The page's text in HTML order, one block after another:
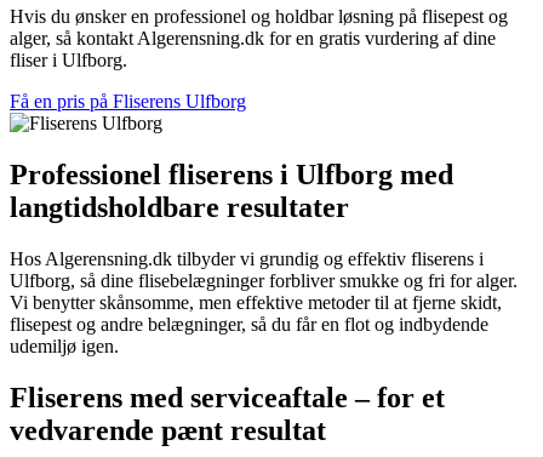
Hvis du ønsker en professionel og holdbar løsning på flisepest og
alger, så kontakt Algerensning.dk for en gratis vurdering af dine
fliser i Ulfborg.
Få en pris på Fliserens Ulfborg
Professionel fliserens i Ulfborg med
langtidsholdbare resultater
Hos Algerensning.dk tilbyder vi grundig og effektiv fliserens i
Ulfborg, så dine flisebelægninger forbliver smukke og fri for alger.
Vi benytter skånsomme, men effektive metoder til at fjerne skidt,
flisepest og andre belægninger, så du får en flot og indbydende
udemiljø igen.
Fliserens med serviceaftale – for et
vedvarende pænt resultat